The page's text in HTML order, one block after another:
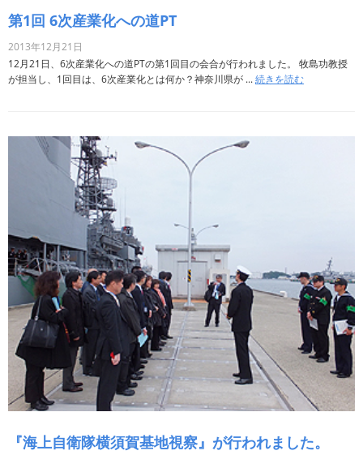
第1回 6次産業化への道PT
2013年12月21日
12月21日、6次産業化への道PTの第1回目の会合が行われました。 牧島功教授
が担当し、1回目は、6次産業化とは何か？神奈川県が ...続きを読む
『海上自衛隊横須賀基地視察』が行われました。